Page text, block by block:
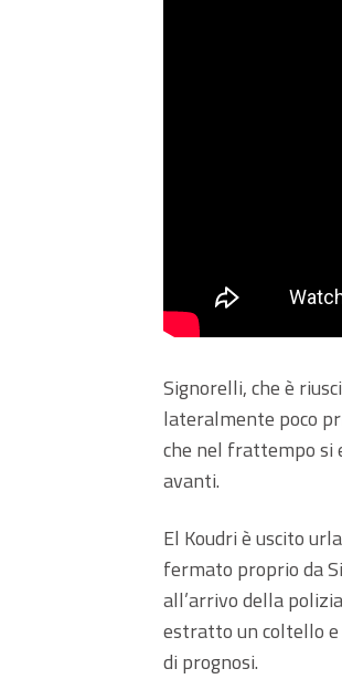
Signorelli, che è
lateralmente poco
che nel frattempo si
avanti.
El Koudri è uscito
fermato proprio da
all’arrivo della
estratto un coltello
di prognosi.